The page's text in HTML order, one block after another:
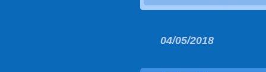
04/05/2018